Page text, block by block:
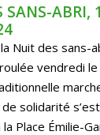
SANS-ABRI,
Nuit des sans-
vendredi
solidarité
Place Émilie-